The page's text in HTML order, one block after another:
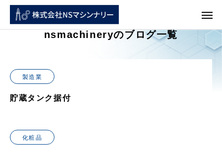
nsmachineryのブログ一覧
製造業
貯蔵タンク据付
化粧品